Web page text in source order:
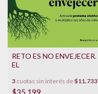
RETO ES NO ENVEJECER.
EL
3 cuotas sin interés de$11.733
$35.199